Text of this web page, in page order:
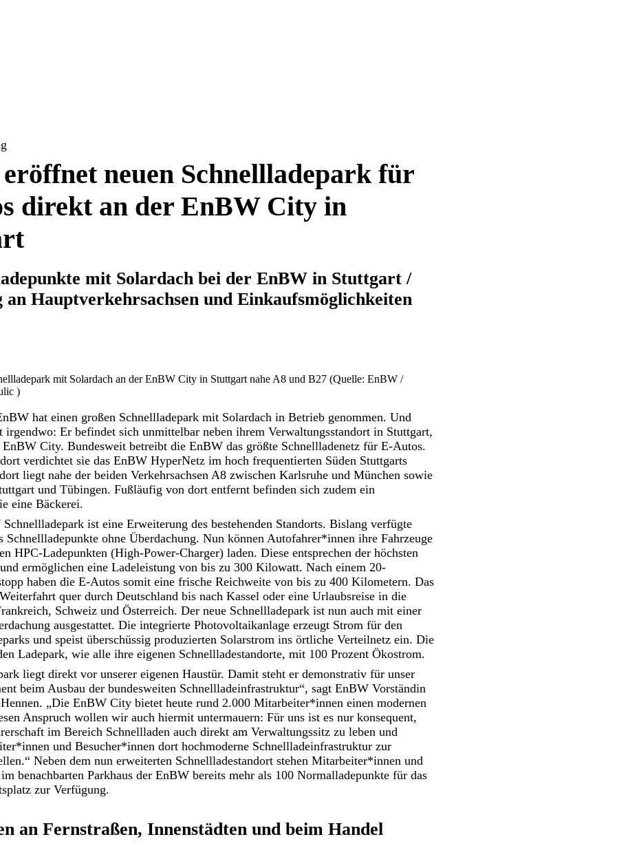
neuen Schnellladepark für
direkt an der EnBW City in
mit Solardach bei der EnBW in Stuttgart /
an Hauptverkehrsachsen und Einkaufsmöglichkeiten
mit Solardach an der EnBW City in Stuttgart nahe A8 und B27 (Quelle: EnBW /
)
hat einen großen Schnellladepark mit Solardach in Betrieb genommen. Und
irgendwo: Er befindet sich unmittelbar neben ihrem Verwaltungsstandort in Stuttgart,
EnBW City. Bundesweit betreibt die EnBW das größte Schnellladenetz für E-Autos.
verdichtet sie das EnBW HyperNetz im hoch frequentierten Süden Stuttgarts
liegt nahe der beiden Verkehrsachsen A8 zwischen Karlsruhe und München sowie
und Tübingen. Fußläufig von dort entfernt befinden sich zudem ein
eine Bäckerei.
ist eine Erweiterung des bestehenden Standorts. Bislang verfügte
Schnellladepunkte ohne Überdachung. Nun können Autofahrer*innen ihre Fahrzeuge
HPC-Ladepunkten (High-Power-Charger) laden. Diese entsprechen der höchsten
ermöglichen eine Ladeleistung von bis zu 300 Kilowatt. Nach einem 20-
haben die E-Autos somit eine frische Reichweite von bis zu 400 Kilometern. Das
quer durch Deutschland bis nach Kassel oder eine Urlaubsreise in die
Schweiz und Österreich. Der neue Schnellladepark ist nun auch mit einer
ausgestattet. Die integrierte Photovoltaikanlage erzeugt Strom für den
und speist überschüssig produzierten Solarstrom ins örtliche Verteilnetz ein. Die
Ladepark, wie alle ihre eigenen Schnellladestandorte, mit 100 Prozent Ökostrom.
liegt direkt vor unserer eigenen Haustür. Damit steht er demonstrativ für unser
beim Ausbau der bundesweiten Schnellladeinfrastruktur“, sagt EnBW Vorständin
„Die EnBW City bietet heute rund 2.000 Mitarbeiter*innen einen modernen
Anspruch wollen wir auch hiermit untermauern: Für uns ist es nur konsequent,
im Bereich Schnellladen auch direkt am Verwaltungssitz zu leben und
und Besucher*innen dort hochmoderne Schnellladeinfrastruktur zur
Neben dem nun erweiterten Schnellladestandort stehen Mitarbeiter*innen und
benachbarten Parkhaus der EnBW bereits mehr als 100 Normalladepunkte für das
zur Verfügung.
an Fernstraßen, Innenstädten und beim Handel